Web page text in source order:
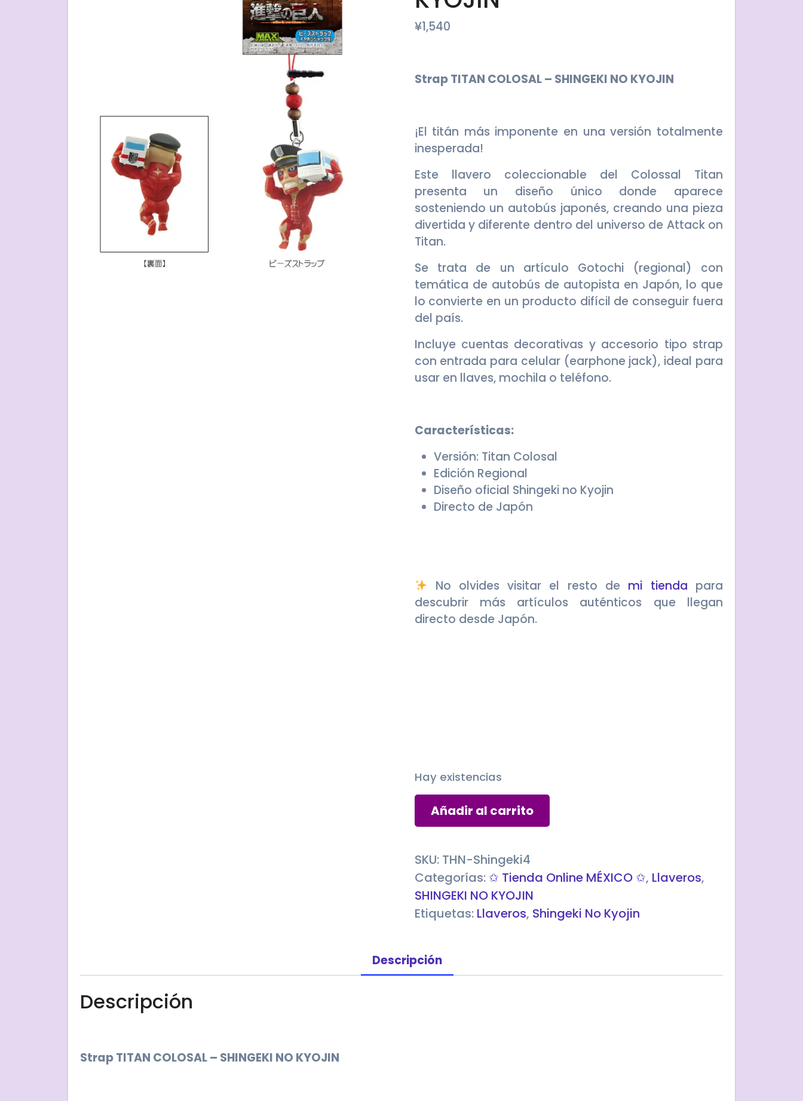
¥1,540
Strap TITAN COLOSAL – SHINGEKI NO KYOJIN
¡El titán más imponente en una versión totalmente
inesperada!
Este llavero coleccionable del Colossal Titan
presenta un diseño único donde aparece
sosteniendo un autobús japonés, creando una pieza
divertida y diferente dentro del universo de Attack on
Titan.
Se trata de un artículo Gotochi (regional) con
temática de autobús de autopista en Japón, lo que
lo convierte en un producto difícil de conseguir fuera
del país.
Incluye cuentas decorativas y accesorio tipo strap
con entrada para celular (earphone jack), ideal para
usar en llaves, mochila o teléfono.
Características:
Versión: Titan Colosal
Edición Regional
Diseño oficial Shingeki no Kyojin
Directo de Japón
No olvides visitar el resto de mi tienda para
descubrir más artículos auténticos que llegan
directo desde Japón.
Hay existencias
Strap
TITAN
y
el
autobús
-
KYOJIN
Añadir al carrito
SKU: THN-Shingeki4
Categorías: ✩ Tienda Online MÉXICO ✩, Llaveros,
SHINGEKI NO KYOJIN
Etiquetas: Llaveros, Shingeki No Kyojin
Descripción
Descripción
Strap TITAN COLOSAL – SHINGEKI NO KYOJIN